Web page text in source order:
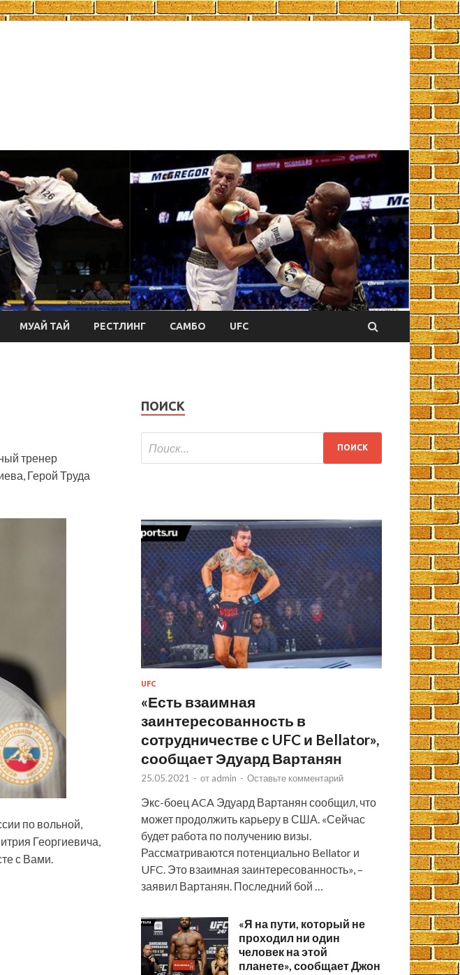
МУАЙ ТАЙ РЕСТЛИНГ САМБО UFC
тренер
Герой Труда
по вольной,
Георгиевича,
с Вами.
ПОИСК
UFC
«Есть взаимная
заинтересованность в
сотрудничестве с UFC и Bellator»,
сообщает Эдуард Вартанян
25.05.2021 - от admin - Оставьте комментарий
Экс-боец ACA Эдуард Вартанян сообщил, что
может продолжить карьеру в США. «Сейчас
будет работа по получению визы.
Рассматриваются потенциально Bellator и
UFC. Это взаимная заинтересованность», –
заявил Вартанян. Последний бой …
«Я на пути, который не
проходил ни один
человек на этой
планете», сообщает Джон